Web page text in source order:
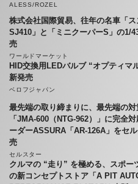
ALESS/ROZEL
株式会社国際貿易、往年の名車「
SJ410」と「ミニクーパーS」の1/
売
ワールドマーケット
HID交換用LEDバルブ “オプティマ
新発売
ベロフジャパン
最先端の取り締まりに、最先端の
「JMA-600（NTG-962）」に完全
ーダーASSURA「AR-126A」をセ
売
セルスター
クルマの “走り” を極める、スポー
の新コンセプトストア「A PIT